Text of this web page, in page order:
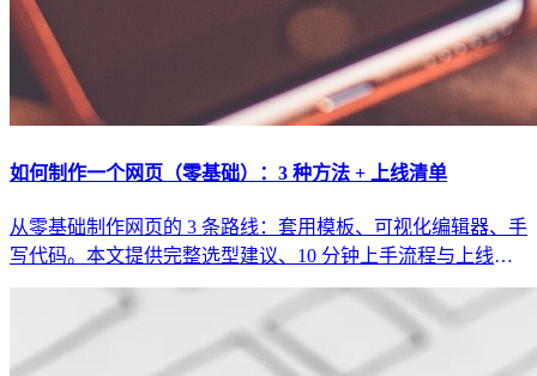
如何制作一个网页（零基础）：3 种方法 + 上线清单
从零基础制作网页的 3 条路线：套用模板、可视化编辑器、手
写代码。本文提供完整选型建议、10 分钟上手流程与上线发
布前的检查清单。